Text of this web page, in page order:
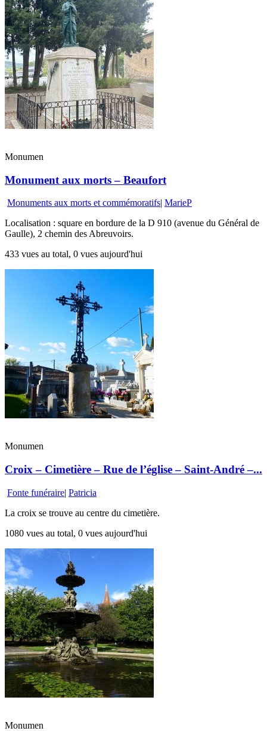
Monumen
Monument aux morts – Beaufort
Monuments aux morts et commémoratifs| MarieP
Localisation : square en bordure de la D 910 (avenue du Général de
Gaulle), 2 chemin des Abreuvoirs.
433 vues au total, 0 vues aujourd'hui
Monumen
Croix – Cimetière – Rue de l’église – Saint-André –...
Fonte funéraire| Patricia
La croix se trouve au centre du cimetière.
1080 vues au total, 0 vues aujourd'hui
Monumen